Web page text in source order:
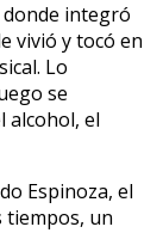
donde integró
vivió y tocó en
Lo
se
alcohol, el
Espinoza, el
tiempos, un